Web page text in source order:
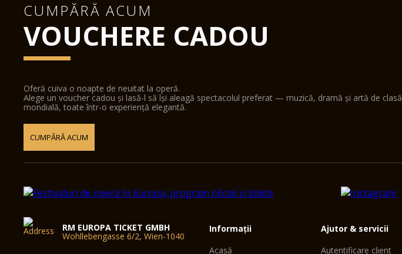
CUMPĂRĂ ACUM
VOUCHERE CADOU
Oferă cuiva o noapte de neuitat la operă.
Alege un voucher cadou și lasă-l să își aleagă spectacolul preferat — muzică, dramă și artă de clasă
mondială, toate într-o experiență elegantă.
CUMPĂRĂ ACUM
RM EUROPA TICKET GMBH
Wohllebengasse 6/2, Wien-1040
Informații
Acasă
Ajutor & servicii
Autentificare client